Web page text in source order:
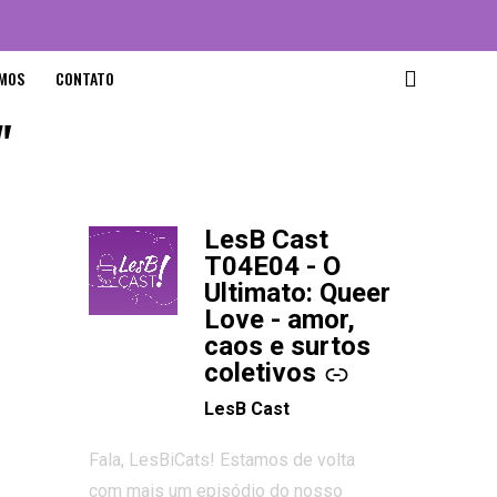
CONTATO
LesB Cast
T04E04 - O
Ultimato: Queer
Love - amor,
caos e surtos
coletivos
-
LesB Cast
Fala, LesBiCats! Estamos de volta
com mais um episódio do nosso